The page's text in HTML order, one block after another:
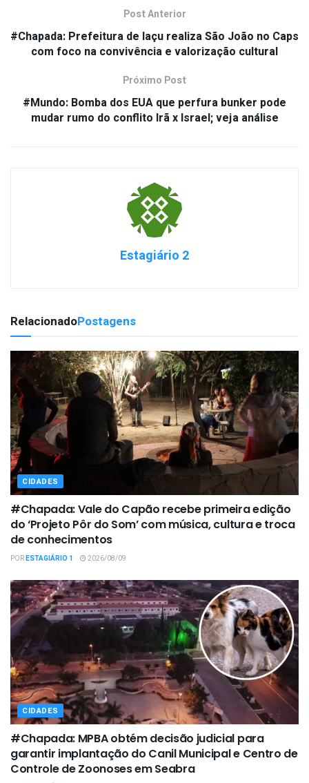
Post Anterior
#Chapada: Prefeitura de Iaçu realiza São João no Caps
com foco na convivência e valorização cultural
Próximo Post
#Mundo: Bomba dos EUA que perfura bunker pode
mudar rumo do conflito Irã x Israel; veja análise
Estagiário 2
RelacionadoPostagens
CIDADES
#Chapada: Vale do Capão recebe primeira edição
do ‘Projeto Pôr do Som’ com música, cultura e troca
de conhecimentos
PORESTAGIÁRIO 1 2026/08/09
CIDADES
#Chapada: MPBA obtém decisão judicial para
garantir implantação do Canil Municipal e Centro de
Controle de Zoonoses em Seabra